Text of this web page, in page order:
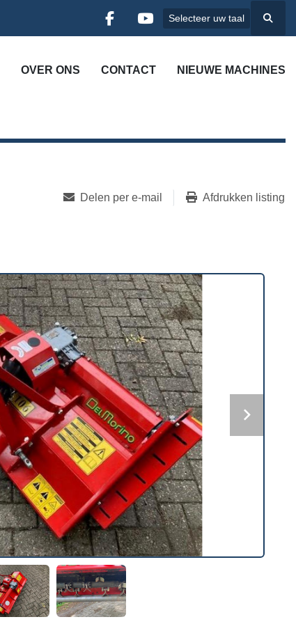
facebookyoutube
Selecteer uw taal
Zoek
OVER ONS CONTACT NIEUWE MACHINES
Delen per e-mail Afdrukken listing